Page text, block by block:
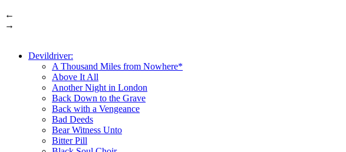
←
→
Devildriver:
A Thousand Miles from Nowhere*
Above It All
Another Night in London
Back Down to the Grave
Back with a Vengeance
Bad Deeds
Bear Witness Unto
Bitter Pill